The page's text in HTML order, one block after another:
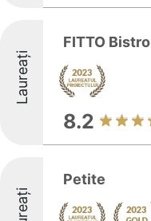
Laureați
FITTO Bistro
8.2
Petite